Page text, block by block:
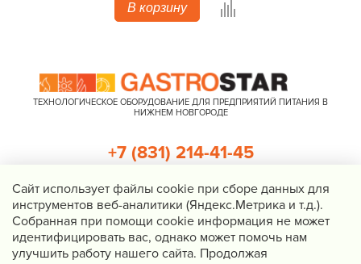
В корзину
ТЕХНОЛОГИЧЕСКОЕ ОБОРУДОВАНИЕ ДЛЯ ПРЕДПРИЯТИЙ ПИТАНИЯ В
НИЖНЕМ НОВГОРОДЕ
Нижний Новгород, Казанское шоссе, д. 4, корп. 3, пом. 1
info@gastrostar.ru
+7 (831) 214-41-45
Перезвоните мне
Cайт использует файлы cookie при сборе данных для
инструментов веб-аналитики (Яндекс.Метрика и т.д.).
Собранная при помощи cookie информация не может
идентифицировать вас, однако может помочь нам
улучшить работу нашего сайта. Продолжая